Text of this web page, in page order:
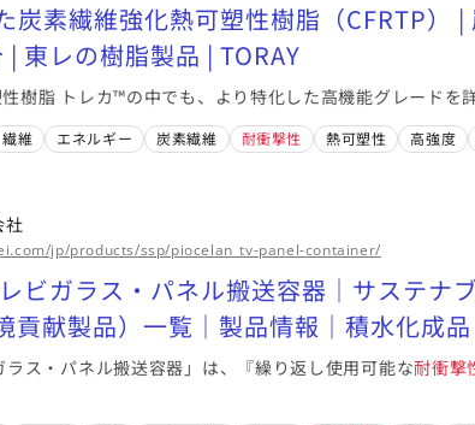
炭素繊維強化熱可塑性樹脂（CFRTP）
東レの樹脂製品 | TORAY
樹脂 トレカ™の中でも、より特化した高機能グレードを
繊維 エネルギー 炭素繊維 耐衝撃性 熱可塑性 高強度
社
jp/products/ssp/piocelan_tv-panel-container/
ビガラス・パネル搬送容器｜サステナ
貢献製品）一覧｜製品情報｜積水化成品
ラス・パネル搬送容器」は、『繰り返し使用可能な耐衝撃